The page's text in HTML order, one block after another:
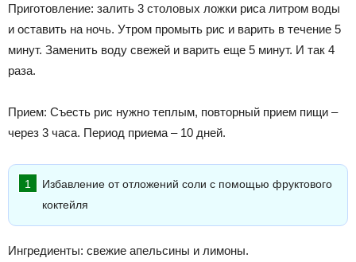
Приготовление: залить 3 столовых ложки риса литром воды
и оставить на ночь. Утром промыть рис и варить в течение 5
минут. Заменить воду свежей и варить еще 5 минут. И так 4
раза.
Прием: Съесть рис нужно теплым, повторный прием пищи –
через 3 часа. Период приема – 10 дней.
Избавление от отложений соли с помощью фруктового
коктейля
Ингредиенты: свежие апельсины и лимоны.